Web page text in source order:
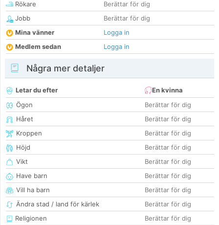
Rökare
Berättar för dig
Jobb
Berättar för dig
Mina vänner
Logga in
Medlem sedan
Logga in
Några mer detaljer
Letar du efter
En kvinna
Ögon
Berättar för dig
Håret
Berättar för dig
Kroppen
Berättar för dig
Höjd
Berättar för dig
Vikt
Berättar för dig
Have barn
Berättar för dig
Vill ha barn
Berättar för dig
Ändra stad / land för kärlek
Berättar för dig
Religionen
Berättar för dig